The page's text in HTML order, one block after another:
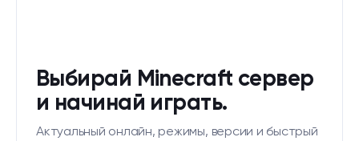
Выбирай Minecraft сервер
и начинай играть.
Актуальный онлайн, режимы, версии и быстрый